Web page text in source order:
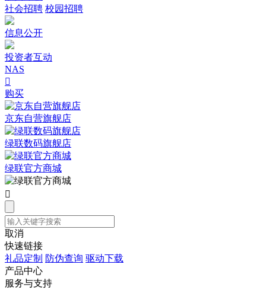
社会招聘 校园招聘
信息公开
投资者互动
NAS

购买
京东自营旗舰店
绿联数码旗舰店
绿联官方商城

取消
快速链接
礼品定制 防伪查询 驱动下载
产品中心
服务与支持